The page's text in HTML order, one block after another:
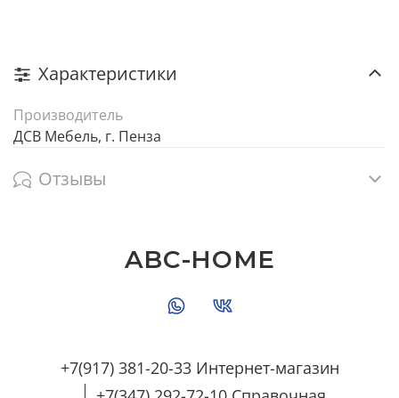
Характеристики
Производитель
ДСВ Мебель, г. Пенза
Отзывы
+7(917) 381-20-33 Интернет-магазин
ABC-HOME